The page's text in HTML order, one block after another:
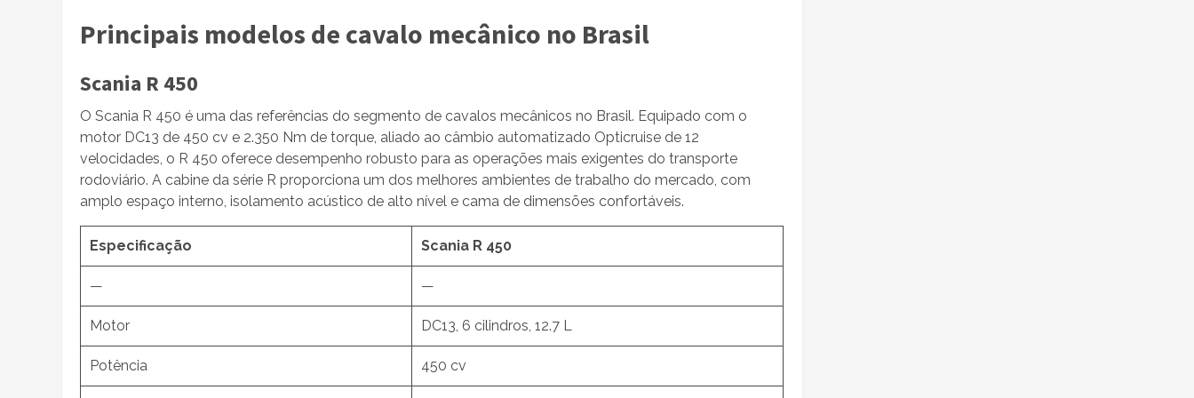
Principais modelos de cavalo mecânico no Brasil
Scania R 450
O Scania R 450 é uma das referências do segmento de cavalos mecânicos no Brasil. Equipado com o
motor DC13 de 450 cv e 2.350 Nm de torque, aliado ao câmbio automatizado Opticruise de 12
velocidades, o R 450 oferece desempenho robusto para as operações mais exigentes do transporte
rodoviário. A cabine da série R proporciona um dos melhores ambientes de trabalho do mercado, com
amplo espaço interno, isolamento acústico de alto nível e cama de dimensões confortáveis.
Especificação Scania R 450
— —
Motor DC13, 6 cilindros, 12.7 L
Potência 450 cv